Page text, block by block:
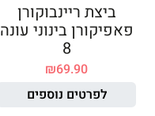
ביצת ריינבוקורן
פאפיקורן בינוני עונה
8
₪69.90
לפרטים נוספים